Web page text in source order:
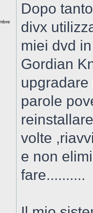
Dopo
divx
miei dvd
Gordian
parole
volte
e non
fare..........